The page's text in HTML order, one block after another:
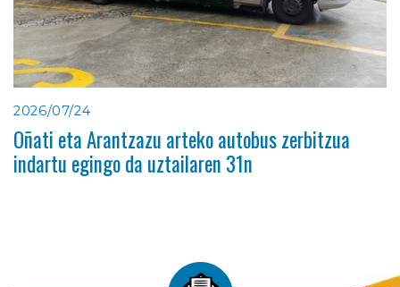
2026/07/24
Oñati eta Arantzazu arteko autobus zerbitzua
indartu egingo da uztailaren 31n